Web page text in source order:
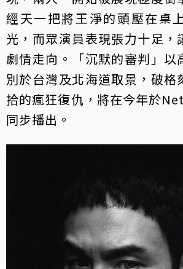
經天一把將王淨的頭壓在桌
光，而眾演員表現張力十足，
劇情走向。「沉默的審判」以
別於台灣及北海道取景，破格
拾的瘋狂復仇，將在今年於
同步播出。